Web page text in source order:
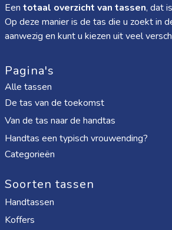
Een totaal overzicht van tassen, dat
Op deze manier is de tas die u zoekt in
aanwezig en kunt u kiezen uit veel
Pagina's
Alle tassen
De tas van de toekomst
Van de tas naar de handtas
Handtas een typisch vrouwending?
Categorieën
Soorten tassen
Handtassen
Koffers